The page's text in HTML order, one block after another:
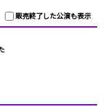
販売終了した公演も表示